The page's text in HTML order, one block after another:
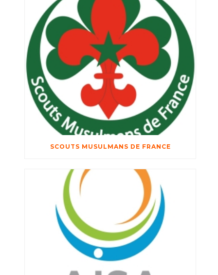
SCOUTS MUSULMANS DE FRANCE